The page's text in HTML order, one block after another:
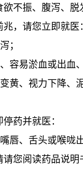
不振、腹泻、脱
，请您立即就医：
；
易淤血或出血
、视力下降、泥
药并就医：
、舌头或喉咙出
您阅读药品说明